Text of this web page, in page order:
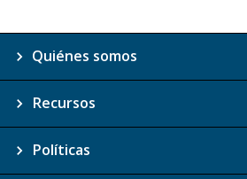
Quiénes somos
Recursos
Políticas